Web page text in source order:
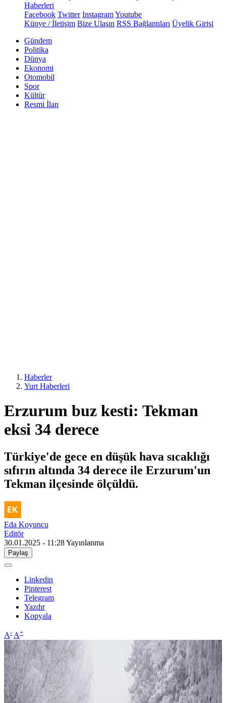
Haberleri
Facebook Twitter InstagramYoutube
Künye / İletişim Bize Ulaşın RSS Bağlantıları Üyelik Girişi
Gündem
Politika
Dünya
Ekonomi
Otomobil
Spor
Kültür
Resmi İlan
Haberler
Yurt Haberleri
Erzurum buz kesti: Tekman
eksi 34 derece
Türkiye'de gece en düşük hava sıcaklığı
sıfırın altında 34 derece ile Erzurum'un
Tekman ilçesinde ölçüldü.
Eda Koyuncu
Editör
30.01.2025 - 11:28Yayınlanma
Paylaş
Linkedin
Pinterest
Telegram
Yazdır
Kopyala
A- A+